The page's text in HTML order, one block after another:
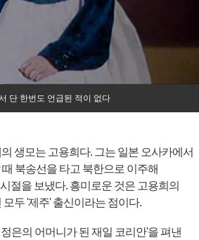
단 한번도 언급된 적이 없다
생모는 고용희다. 그는 일본 오사카에서
북송선을 타고 북한으로 이주해
절을 보냈다. 흥미로운 것은 고용희의
두 '제주' 출신이라는 점이다.
은의 어머니가 된 재일 코리안'을 펴낸